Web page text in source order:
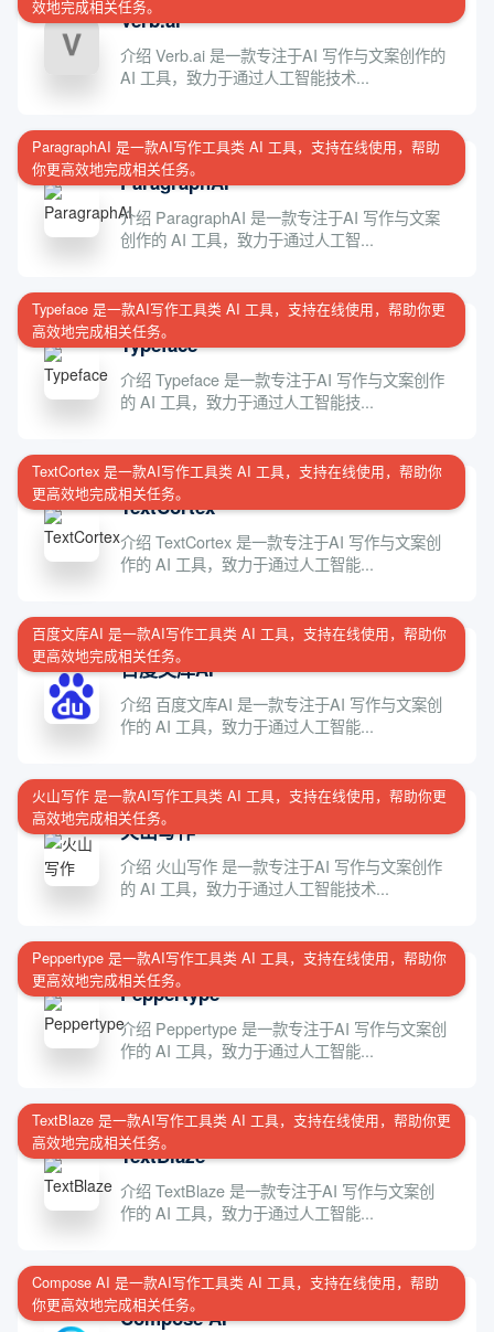
效地完成相关任务。
Verb.ai
介绍 Verb.ai 是一款专注于AI 写作与文案创作的
AI 工具，致力于通过人工智能技术...
ParagraphAI 是一款AI写作工具类 AI 工具，支持在线使用，帮助
你更高效地完成相关任务。
ParagraphAI
介绍 ParagraphAI 是一款专注于AI 写作与文案
创作的 AI 工具，致力于通过人工智...
Typeface 是一款AI写作工具类 AI 工具，支持在线使用，帮助你更
高效地完成相关任务。
Typeface
介绍 Typeface 是一款专注于AI 写作与文案创作
的 AI 工具，致力于通过人工智能技...
TextCortex 是一款AI写作工具类 AI 工具，支持在线使用，帮助你
更高效地完成相关任务。
TextCortex
介绍 TextCortex 是一款专注于AI 写作与文案创
作的 AI 工具，致力于通过人工智能...
百度文库AI 是一款AI写作工具类 AI 工具，支持在线使用，帮助你
更高效地完成相关任务。
百度文库AI
介绍 百度文库AI 是一款专注于AI 写作与文案创
作的 AI 工具，致力于通过人工智能...
火山写作 是一款AI写作工具类 AI 工具，支持在线使用，帮助你更
高效地完成相关任务。
火山写作
介绍 火山写作 是一款专注于AI 写作与文案创作
的 AI 工具，致力于通过人工智能技术...
Peppertype 是一款AI写作工具类 AI 工具，支持在线使用，帮助你
更高效地完成相关任务。
Peppertype
介绍 Peppertype 是一款专注于AI 写作与文案创
作的 AI 工具，致力于通过人工智能...
TextBlaze 是一款AI写作工具类 AI 工具，支持在线使用，帮助你更
高效地完成相关任务。
TextBlaze
介绍 TextBlaze 是一款专注于AI 写作与文案创
作的 AI 工具，致力于通过人工智能...
Compose AI 是一款AI写作工具类 AI 工具，支持在线使用，帮助
你更高效地完成相关任务。
Compose AI